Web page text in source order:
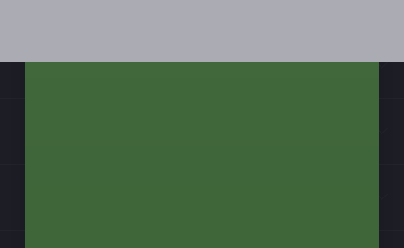
Компания